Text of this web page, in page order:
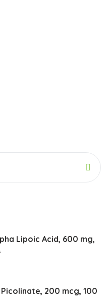
Lipoic Acid, 600 mg,
200 mcg, 100